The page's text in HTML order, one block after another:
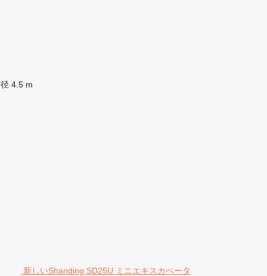
4.5 m
新しいShanding SD25U ミニエキスカベータ